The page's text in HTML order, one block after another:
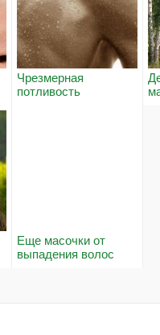
Чрезмерная
потливость
Еще масочки от
выпадения волос